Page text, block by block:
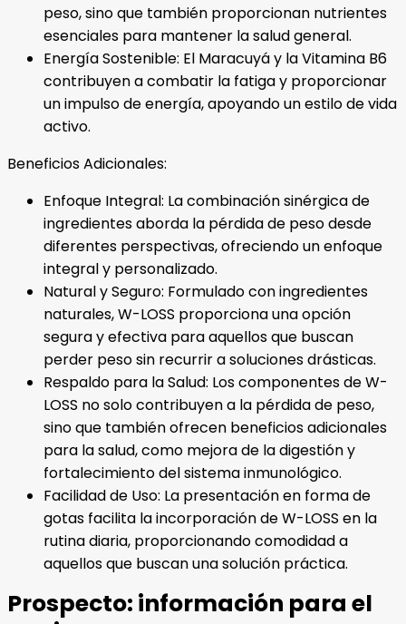
peso, sino que también proporcionan nutrientes
esenciales para mantener la salud general.
Energía Sostenible: El Maracuyá y la Vitamina B6
contribuyen a combatir la fatiga y proporcionar
un impulso de energía, apoyando un estilo de vida
activo.
Beneficios Adicionales:
Enfoque Integral: La combinación sinérgica de
ingredientes aborda la pérdida de peso desde
diferentes perspectivas, ofreciendo un enfoque
integral y personalizado.
Natural y Seguro: Formulado con ingredientes
naturales, W-LOSS proporciona una opción
segura y efectiva para aquellos que buscan
perder peso sin recurrir a soluciones drásticas.
Respaldo para la Salud: Los componentes de W-
LOSS no solo contribuyen a la pérdida de peso,
sino que también ofrecen beneficios adicionales
para la salud, como mejora de la digestión y
fortalecimiento del sistema inmunológico.
Facilidad de Uso: La presentación en forma de
gotas facilita la incorporación de W-LOSS en la
rutina diaria, proporcionando comodidad a
aquellos que buscan una solución práctica.
Prospecto: información para el